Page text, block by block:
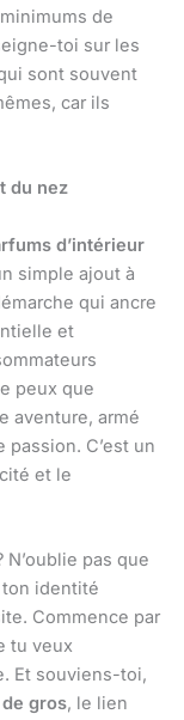
de
toi sur les
sont souvent
car ils
du nez
d’intérieur
simple ajout à
qui ancre
et
peux que
aventure, armé
C’est un
et le
pas que
identité
Commence par
tu veux
Et souviens-toi,
gros, le lien